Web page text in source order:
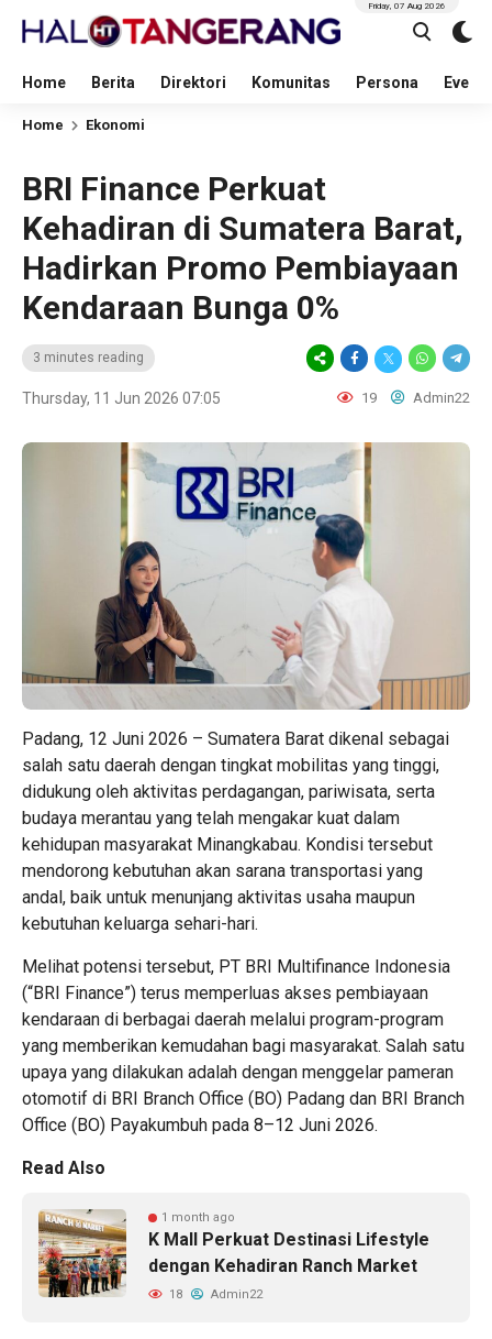
Home Berita Direktori Komunitas Persona Event
Friday, 07 Aug 2026
Home Ekonomi
BRI Finance Perkuat
Kehadiran di Sumatera Barat,
Hadirkan Promo Pembiayaan
Kendaraan Bunga 0%
3 minutes reading
Thursday, 11 Jun 2026 07:05 19 Admin22
Padang, 12 Juni 2026 – Sumatera Barat dikenal sebagai
salah satu daerah dengan tingkat mobilitas yang tinggi,
didukung oleh aktivitas perdagangan, pariwisata, serta
budaya merantau yang telah mengakar kuat dalam
kehidupan masyarakat Minangkabau. Kondisi tersebut
mendorong kebutuhan akan sarana transportasi yang
andal, baik untuk menunjang aktivitas usaha maupun
kebutuhan keluarga sehari-hari.
Melihat potensi tersebut, PT BRI Multifinance Indonesia
(“BRI Finance”) terus memperluas akses pembiayaan
kendaraan di berbagai daerah melalui program-program
yang memberikan kemudahan bagi masyarakat. Salah satu
upaya yang dilakukan adalah dengan menggelar pameran
otomotif di BRI Branch Office (BO) Padang dan BRI Branch
Office (BO) Payakumbuh pada 8–12 Juni 2026.
Read Also
1 month ago
K Mall Perkuat Destinasi Lifestyle
dengan Kehadiran Ranch Market
18 Admin22